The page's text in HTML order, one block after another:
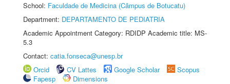
School: Faculdade de Medicina (Câmpus de Botucatu)
Department: DEPARTAMENTO DE PEDIATRIA
Academic Appointment Category: RDIDP Academic title: MS-
5.3
Contact: catia.fonseca@unesp.br
Orcid
CV Lattes Google Scholar
Scopus
Fapesp
Dimensions